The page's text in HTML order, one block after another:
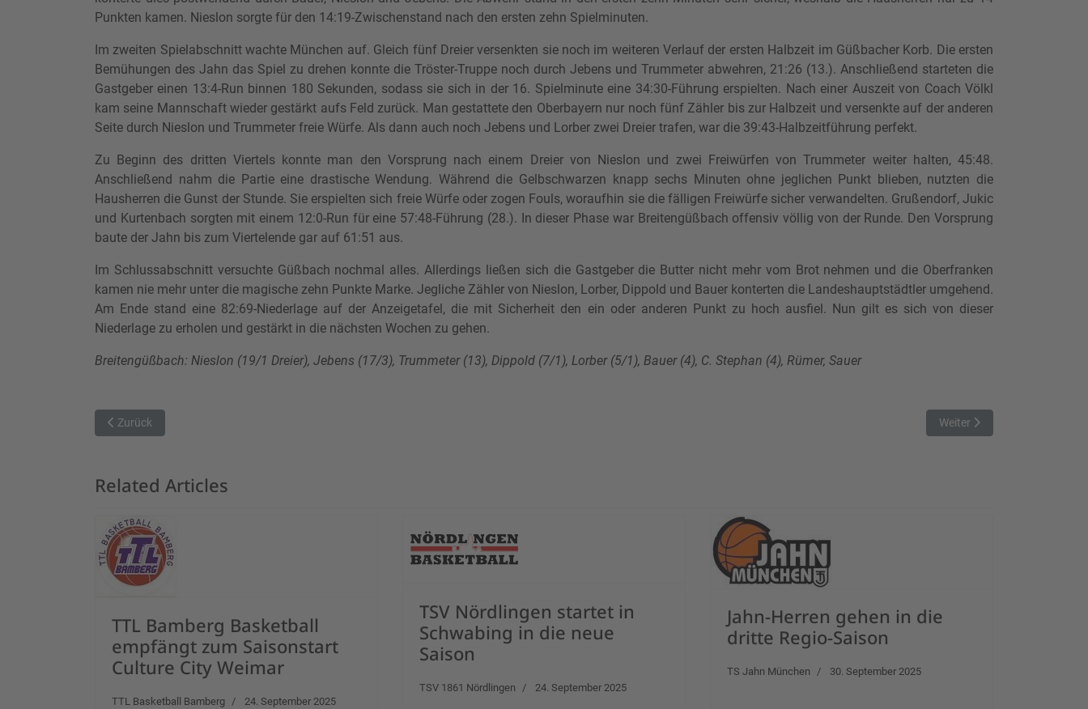
Punkten kamen. Nieslon sorgte für den 14:19-Zwischenstand nach den ersten zehn Spielminuten.
Im zweiten Spielabschnitt wachte München auf. Gleich fünf Dreier versenkten sie noch im weiteren Verlauf der ersten Halbzeit im Güßbacher Korb. Die ersten
Bemühungen des Jahn das Spiel zu drehen konnte die Tröster-Truppe noch durch Jebens und Trummeter abwehren, 21:26 (13.). Anschließend starteten die
Gastgeber einen 13:4-Run binnen 180 Sekunden, sodass sie sich in der 16. Spielminute eine 34:30-Führung erspielten. Nach einer Auszeit von Coach Völkl
kam seine Mannschaft wieder gestärkt aufs Feld zurück. Man gestattete den Oberbayern nur noch fünf Zähler bis zur Halbzeit und versenkte auf der anderen
Seite durch Nieslon und Trummeter freie Würfe. Als dann auch noch Jebens und Lorber zwei Dreier trafen, war die 39:43-Halbzeitführung perfekt.
Zu Beginn des dritten Viertels konnte man den Vorsprung nach einem Dreier von Nieslon und zwei Freiwürfen von Trummeter weiter halten, 45:48.
Anschließend nahm die Partie eine drastische Wendung. Während die Gelbschwarzen knapp sechs Minuten ohne jeglichen Punkt blieben, nutzten die
Hausherren die Gunst der Stunde. Sie erspielten sich freie Würfe oder zogen Fouls, woraufhin sie die fälligen Freiwürfe sicher verwandelten. Grußendorf, Jukic
und Kurtenbach sorgten mit einem 12:0-Run für eine 57:48-Führung (28.). In dieser Phase war Breitengüßbach offensiv völlig von der Runde. Den Vorsprung
baute der Jahn bis zum Viertelende gar auf 61:51 aus.
Im Schlussabschnitt versuchte Güßbach nochmal alles. Allerdings ließen sich die Gastgeber die Butter nicht mehr vom Brot nehmen und die Oberfranken
kamen nie mehr unter die magische zehn Punkte Marke. Jegliche Zähler von Nieslon, Lorber, Dippold und Bauer konterten die Landeshauptstädtler umgehend.
Am Ende stand eine 82:69-Niederlage auf der Anzeigetafel, die mit Sicherheit den ein oder anderen Punkt zu hoch ausfiel. Nun gilt es sich von dieser
Niederlage zu erholen und gestärkt in die nächsten Wochen zu gehen.
Breitengüßbach: Nieslon (19/1 Dreier), Jebens (17/3), Trummeter (13), Dippold (7/1), Lorber (5/1), Bauer (4), C. Stephan (4), Rümer, Sauer
Vorheriger Beitrag: Dresden Titans 2 erringen ersten Sieg in der Zwischenrunde
Zurück Nächster Beitrag: Wieder zu
Weiter
Related Articles
TTL Bamberg Basketball
empfängt zum Saisonstart
Culture City Weimar
TTL Basketball Bamberg 24. September 2025
TSV Nördlingen startet in
Schwabing in die neue
Saison
TSV 1861 Nördlingen 24. September 2025
Jahn-Herren gehen in die
dritte Regio-Saison
TS Jahn München 30. September 2025